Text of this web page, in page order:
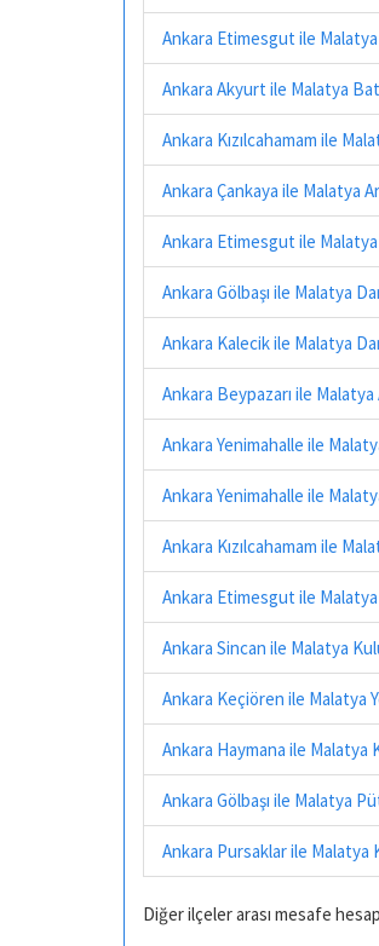
Ankara Etimesgut ile
Ankara Akyurt ile Malatya
Ankara Kızılcahamam ile
Ankara Çankaya ile Malatya
Ankara Etimesgut ile
Ankara Gölbaşı ile Malatya
Ankara Kalecik ile Malatya
Ankara Beypazarı ile
Ankara Yenimahalle ile
Ankara Yenimahalle ile
Ankara Kızılcahamam ile
Ankara Etimesgut ile
Ankara Sincan ile Malatya
Ankara Keçiören ile Malatya
Ankara Haymana ile Malatya
Ankara Gölbaşı ile Malatya
Ankara Pursaklar ile Malatya
Diğer ilçeler arası mesafe